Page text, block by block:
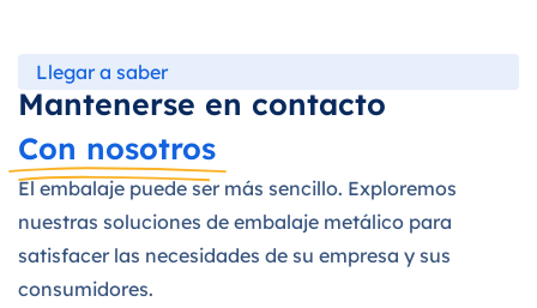
Llegar a saber
Mantenerse en contacto
Con nosotros
El embalaje puede ser más sencillo. Exploremos
nuestras soluciones de embalaje metálico para
satisfacer las necesidades de su empresa y sus
consumidores.